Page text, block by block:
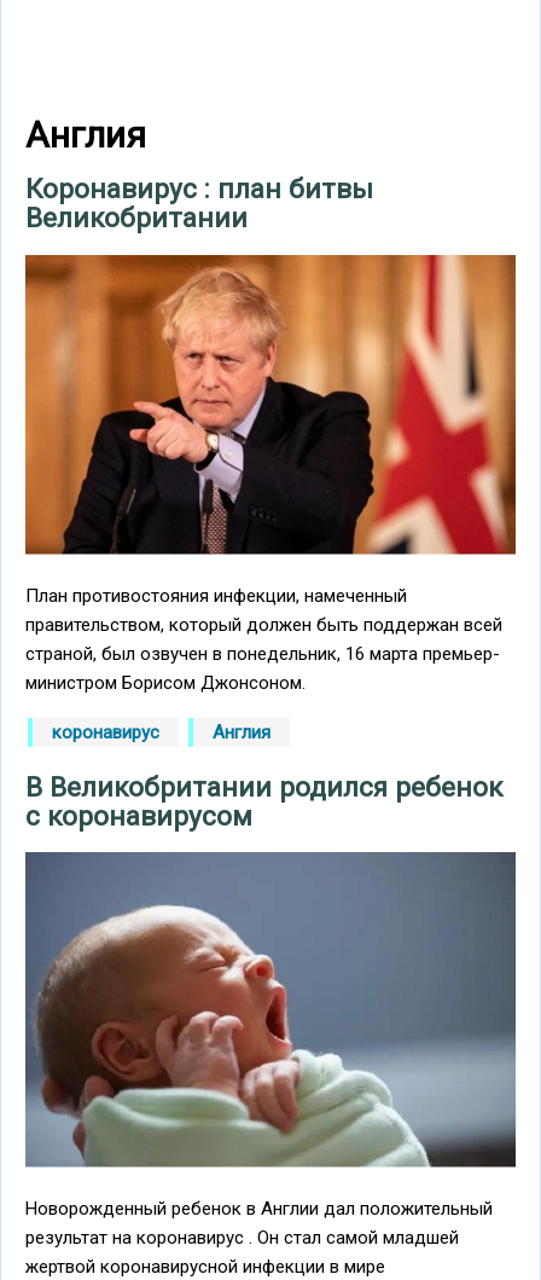
Англия
Коронавирус : план битвы
Великобритании
План противостояния инфекции, намеченный
правительством, который должен быть поддержан всей
страной, был озвучен в понедельник, 16 марта премьер-
министром Борисом Джонсоном.
коронавирус Англия
В Великобритании родился ребенок
с коронавирусом
Новорожденный ребенок в Англии дал положительный
результат на коронавирус . Он стал самой младшей
жертвой коронавирусной инфекции в мире